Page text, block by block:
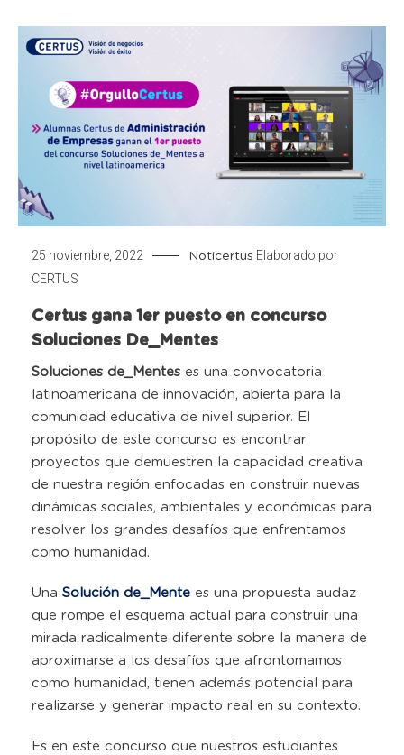
25 noviembre, 2022 Noticertus Elaborado por
CERTUS
Certus gana 1er puesto en concurso
Soluciones De_Mentes
Soluciones de_Mentes es una convocatoria
latinoamericana de innovación, abierta para la
comunidad educativa de nivel superior. El
propósito de este concurso es encontrar
proyectos que demuestren la capacidad creativa
de nuestra región enfocadas en construir nuevas
dinámicas sociales, ambientales y económicas para
resolver los grandes desafíos que enfrentamos
como humanidad.
Una Solución de_Mente es una propuesta audaz
que rompe el esquema actual para construir una
mirada radicalmente diferente sobre la manera de
aproximarse a los desafíos que afrontomamos
como humanidad, tienen además potencial para
realizarse y generar impacto real en su contexto.
Es en este concurso que nuestros estudiantes